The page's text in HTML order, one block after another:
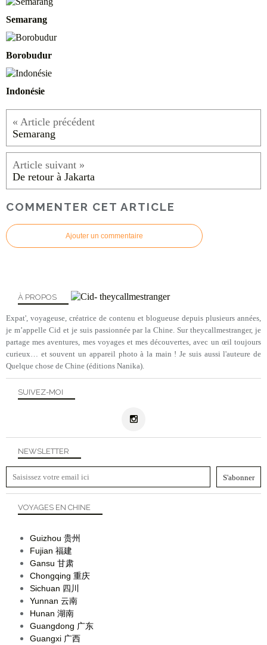
Semarang
Borobudur
Indonésie
Semarang
De retour à Jakarta
COMMENTER CET ARTICLE
Ajouter un commentaire
NEWSLETTER
SUIVEZ-MOI
À PROPOS
Expat', voyageuse, créatrice de contenu et blogueuse depuis plusieurs années,
je m’appelle Cid et je suis passionnée par la Chine. Sur theycallmestranger, je
partage mes aventures, mes voyages et mes découvertes, avec un œil toujours
curieux… et souvent un appareil photo à la main ! Je suis aussi l'auteure de
Quelque chose de Chine (éditions Nanika).
VOYAGES EN CHINE
Guizhou 贵州
Fujian 福建
Gansu 甘肃
Chongqing 重庆
Sichuan 四川
Yunnan 云南
Hunan 湖南
Guangdong 广东
Guangxi 广西